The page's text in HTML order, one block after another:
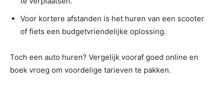
Voor kortere afstanden is het huren van een scooter
of fiets een budgetvriendelijke oplossing.
Toch een auto huren? Vergelijk vooraf goed online en
boek vroeg om voordelige tarieven te pakken.